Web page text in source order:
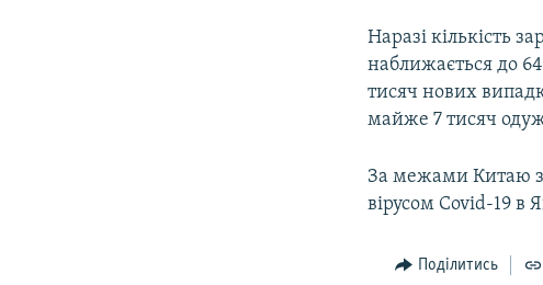
Наразі кількість
наближається до
тисяч нових
майже 7 тисяч
За межами Китаю
вірусом Covid-19 в
Поділитись